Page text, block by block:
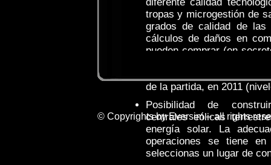
tropas y microgestión de
grados de calidad de
cálculos de daños en
pueden comprar (en
de la partida, en 2011
Posibilidad de
centrales eólicas
energía solar. La
operaciones se tiene
seleccionas un lugar de
© Copyrights by Eversim – all rights